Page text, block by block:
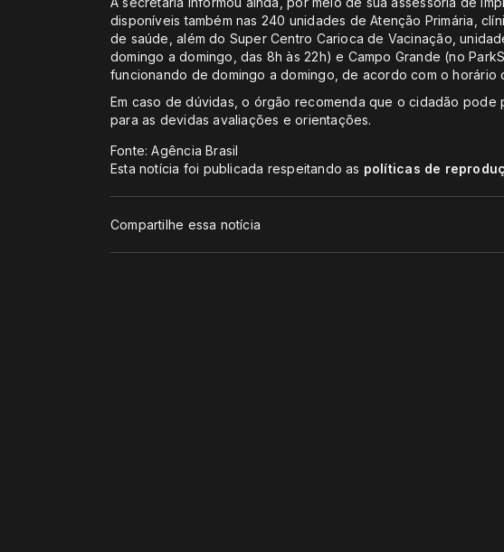
disponíveis também nas 240 unidades de Atenção Primária,
de saúde, além do Super Centro Carioca de Vacinação,
domingo a domingo, das 8h às 22h) e Campo Grande (no
funcionando de domingo a domingo, de acordo com o horário
Em caso de dúvidas, o órgão recomenda que o cidadão pode
para as devidas avaliações e orientações.
Fonte: Agência Brasil
Esta notícia foi publicada respeitando as políticas de
Compartilhe essa notícia